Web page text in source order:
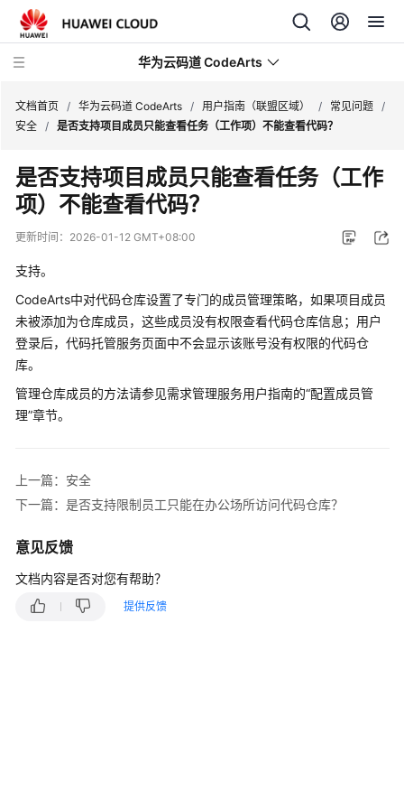
华为云码道 CodeArts
产
品
介
计
说
明
速
门
户
指
佳
实
文档首页 / 华为云码道 CodeArts / 用户指南（联盟区域） / 常见问题 /
安全 / 是否支持项目成员只能查看任务（工作项）不能查看代码？
是否支持项目成员只能查看任务（工作
项）不能查看代码？
更新时间： 2026-01-12 GMT+08:00
支持。
CodeArts中对代码仓库设置了专门的成员管理策略，如果项目成员
未被添加为仓库成员，这些成员没有权限查看代码仓库信息；用户
登录后，代码托管服务页面中不会显示该账号没有权限的代码仓
库。
管理仓库成员的方法请参见需求管理服务用户指南的“配置成员管
理”章节。
上一篇：安全
下一篇：是否支持限制员工只能在办公场所访问代码仓库？
意见反馈
文档内容是否对您有帮助？
提供反馈